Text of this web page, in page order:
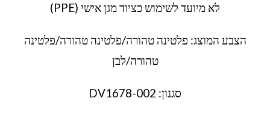
לא מיועד לשימוש כציוד מגן אישי (PPE)
הצבע המוצג: פלטינה טהורה/פלטינה טהורה/פלטינה
טהורה/לבן
סגנון: DV1678-002